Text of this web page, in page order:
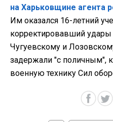
на Харьковщине агента
Им оказался 16-летний
корректировавший удары
Чугуевскому и
задержали "с поличным",
военную технику Сил